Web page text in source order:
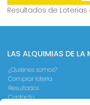
Resultados de Loterias
LAS ALQUIMIAS DE LA
¿Quiénes somos?
Comprar lotería
Resultados
Contacto